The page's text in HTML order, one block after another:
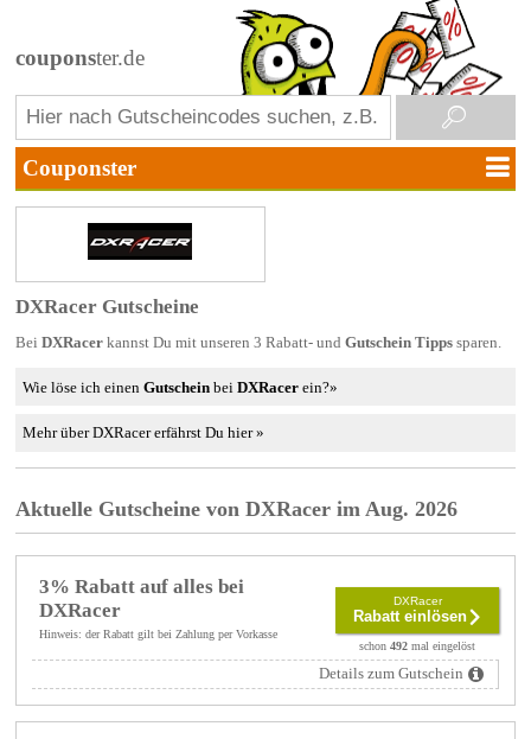
couponster.de
DXRacer Gutscheine
Bei DXRacerkannst Du mit unseren 3 Rabatt- und Gutschein Tippssparen.
Wie löse ich einenGutschein beiDXRacer ein?»
Mehr über DXRacer erfährst Du hier »
Aktuelle Gutscheine von DXRacer im Aug. 2026
3% Rabatt auf alles bei
DXRacer
Hinweis: der Rabatt gilt bei Zahlung per Vorkasse
DXRacer
Rabatt einlösen
schon492 mal eingelöst
Details zum Gutschein